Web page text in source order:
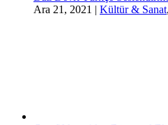
Ara 21, 2021 | Kültür & Sanat,